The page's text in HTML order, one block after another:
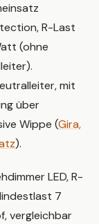
R-Last
(ohne
mit
über
Wippe (Gira,
).
LED, R-
7
vergleichbar